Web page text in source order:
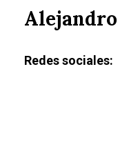
Redes sociales: